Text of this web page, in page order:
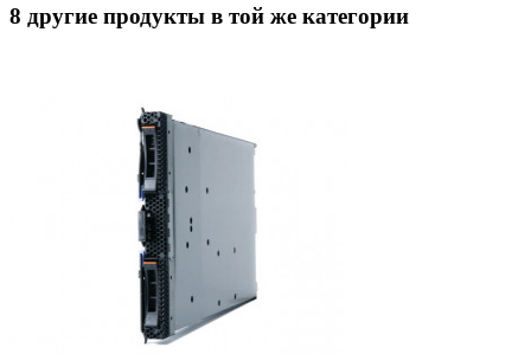
8 другие продукты в той же категории